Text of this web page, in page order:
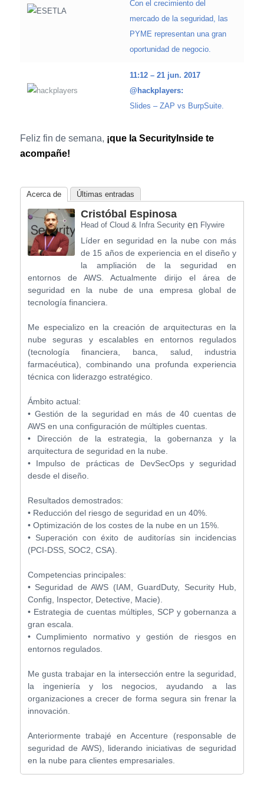
Con el crecimiento del
mercado de la seguridad, las
PYME representan una gran
oportunidad de negocio.
11:12 – 21 jun. 2017
@hackplayers:
Slides – ZAP vs BurpSuite.
Feliz fin de semana, ¡que la SecurityInside te
acompañe!
Acerca de Últimas entradas
Cristóbal Espinosa
Head of Cloud & Infra Securityen Flywire
Líder en seguridad en la nube con más
de 15 años de experiencia en el diseño y
la ampliación de la seguridad en
entornos de AWS. Actualmente dirijo el área de
seguridad en la nube de una empresa global de
tecnología financiera.
Me especializo en la creación de arquitecturas en la
nube seguras y escalables en entornos regulados
(tecnología financiera, banca, salud, industria
farmacéutica), combinando una profunda experiencia
técnica con liderazgo estratégico.
Ámbito actual:
• Gestión de la seguridad en más de 40 cuentas de
AWS en una configuración de múltiples cuentas.
• Dirección de la estrategia, la gobernanza y la
arquitectura de seguridad en la nube.
• Impulso de prácticas de DevSecOps y seguridad
desde el diseño.
Resultados demostrados:
• Reducción del riesgo de seguridad en un 40%.
• Optimización de los costes de la nube en un 15%.
• Superación con éxito de auditorías sin incidencias
(PCI-DSS, SOC2, CSA).
Competencias principales:
• Seguridad de AWS (IAM, GuardDuty, Security Hub,
Config, Inspector, Detective, Macie).
• Estrategia de cuentas múltiples, SCP y gobernanza a
gran escala.
• Cumplimiento normativo y gestión de riesgos en
entornos regulados.
Me gusta trabajar en la intersección entre la seguridad,
la ingeniería y los negocios, ayudando a las
organizaciones a crecer de forma segura sin frenar la
innovación.
Anteriormente trabajé en Accenture (responsable de
seguridad de AWS), liderando iniciativas de seguridad
en la nube para clientes empresariales.